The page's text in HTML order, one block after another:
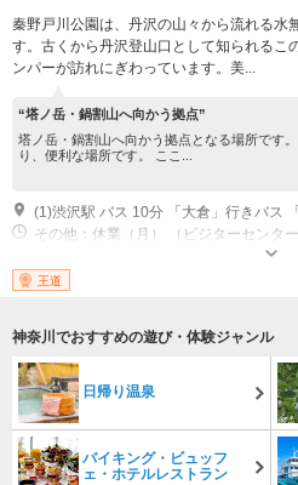
秦野戸川公園は、丹沢の山々から流れる水
す。古くから丹沢登山口として知られるこ
ンパーが訪れにぎわっています。美...
“塔ノ岳・鍋割山へ向かう拠点”
塔ノ岳・鍋割山へ向かう拠点となる場所です
り、便利な場所です。 ここ...
(1)渋沢駅 バス 10分 「大倉」行きバス
その他：休業（月） （ビジターセンタ
年中無休） 営業時間 9:00?16:30 （ビ
等） （公園は24時間）
王道
神奈川でおすすめの遊び・体験ジャンル
日帰り温泉
バイキング・ビュッフ
ェ・ホテルレストラン